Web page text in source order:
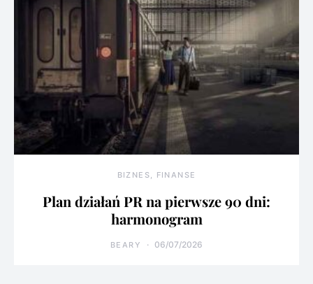
BIZNES, FINANSE
Plan działań PR na pierwsze 90 dni:
harmonogram
BEARY 06/07/2026